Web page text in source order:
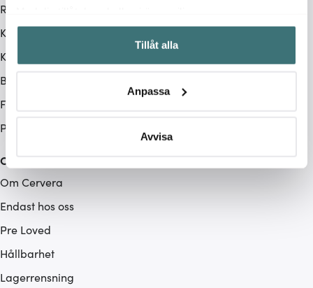
Samla in information om din geografiska plats som
kan ha en noggrannhet på upp till flera meter
Identifiera din enhet genom att aktivt skanna den för
Ta reda på mer om hur dina personliga uppgifter
Du kan ändra eller dra tillbaka ditt samtycke när som
Vi använder cookies för att innehållet och annonserna
ska anpassas efter det som vi tror att du tycker om. Det
hemsidan ännu bättre. Du bestämmer själv vilka cookies
som du vill dela med dig av.
Tillåt alla
Anpassa
Avvisa
Retur & Reklamation
Köpvillkor
Kampanjvillkor
BRA DEAL
Företag
Produktåterkallelse
Cervera
Om Cervera
Endast hos oss
Pre Loved
Hållbarhet
Lagerrensning